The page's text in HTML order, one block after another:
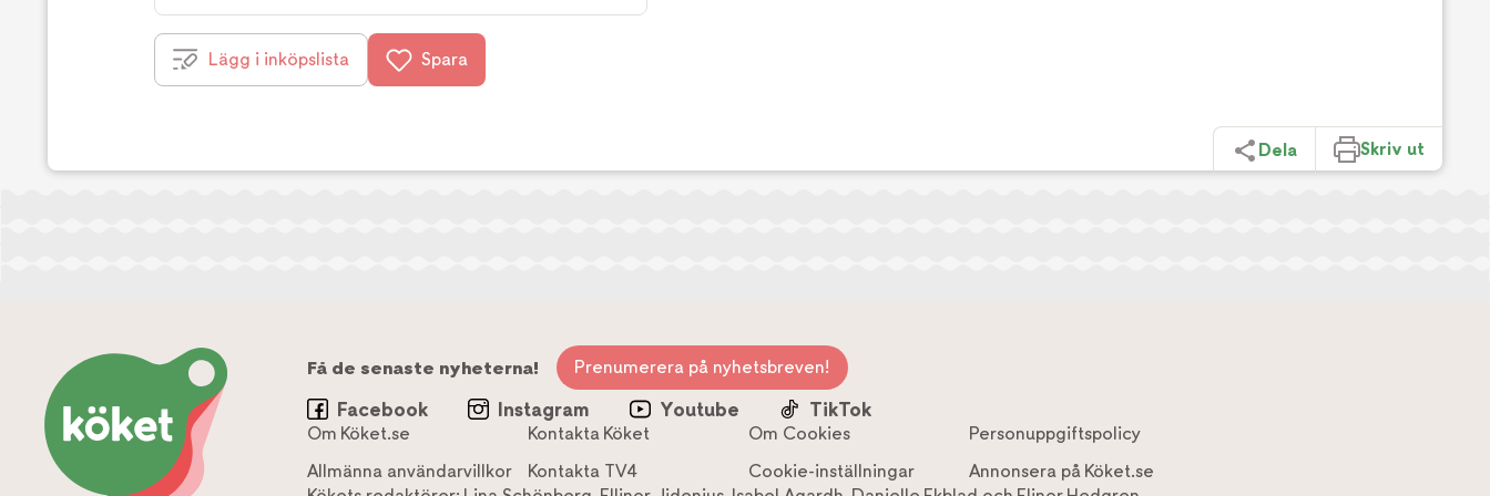
Lägg i inköpslista Spara
Dela Skriv ut
Få de senaste nyheterna! Prenumerera på nyhetsbreven!
Facebook Instagram Youtube TikTok
Om Köket.se Kontakta Köket Om Cookies
Personuppgiftspolicy
Allmänna användarvillkor
Kontakta TV4 Cookie-inställningar
Annonsera på Köket.se